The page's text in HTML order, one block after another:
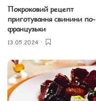
Покроковий рецепт
приготування свинини по-
французьки
13.05.2024